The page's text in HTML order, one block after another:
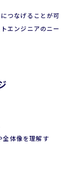
つなげることが可
エンジニアのニー
全体像を理解す